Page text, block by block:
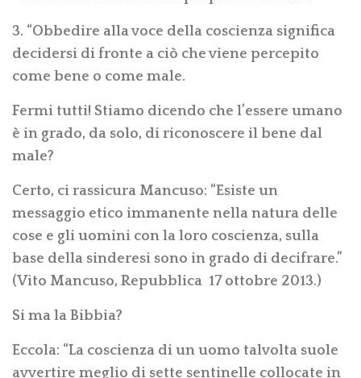
3. “Obbedire alla voce della coscienza significa
decidersi di fronte a ciò che viene percepito
come bene o come male.
Fermi tutti! Stiamo dicendo che l’essere umano
è in grado, da solo, di riconoscere il bene dal
male?
Certo, ci rassicura Mancuso: “Esiste un
messaggio etico immanente nella natura delle
cose e gli uomini con la loro coscienza, sulla
base della sinderesi sono in grado di decifrare.”
(Vito Mancuso, Repubblica 17 ottobre 2013.)
Si ma la Bibbia?
Eccola: “La coscienza di un uomo talvolta suole
avvertire meglio di sette sentinelle collocate in